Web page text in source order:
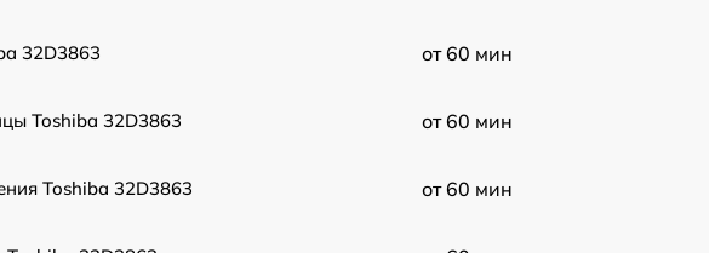
32D3863 от 60 мин
Toshiba 32D3863 от 60 мин
Toshiba 32D3863 от 60 мин